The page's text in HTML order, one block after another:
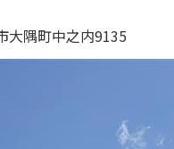
大隅町中之内9135